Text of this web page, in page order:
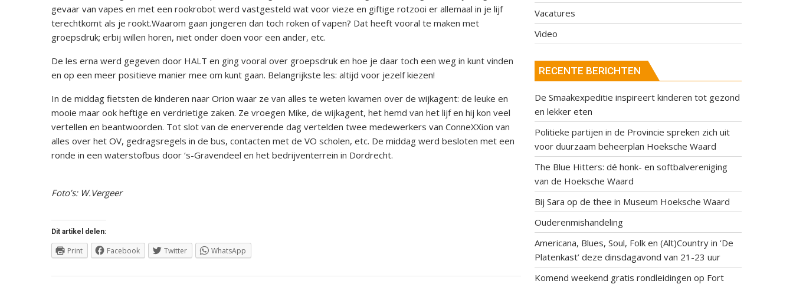
gevaar van vapes en met een rookrobot werd vastgesteld wat voor vieze en giftige rotzooi er allemaal in je lijf
terechtkomt als je rookt.Waarom gaan jongeren dan toch roken of vapen? Dat heeft vooral te maken met
groepsdruk; erbij willen horen, niet onder doen voor een ander, etc.
De les erna werd gegeven door HALT en ging vooral over groepsdruk en hoe je daar toch een weg in kunt vinden
en op een meer positieve manier mee om kunt gaan. Belangrijkste les: altijd voor jezelf kiezen!
In de middag fietsten de kinderen naar Orion waar ze van alles te weten kwamen over de wijkagent: de leuke en
mooie maar ook heftige en verdrietige zaken. Ze vroegen Mike, de wijkagent, het hemd van het lijf en hij kon veel
vertellen en beantwoorden. Tot slot van de enerverende dag vertelden twee medewerkers van ConneXXion van
alles over het OV, gedragsregels in de bus, contacten met de VO scholen, etc. De middag werd besloten met een
ronde in een waterstofbus door ‘s-Gravendeel en het bedrijventerrein in Dordrecht.
Foto’s: W.Vergeer
Dit artikel delen:
Print Facebook Twitter WhatsApp
Vacatures
Video
RECENTE BERICHTEN
De Smaakexpeditie inspireert kinderen tot gezond
en lekker eten
Politieke partijen in de Provincie spreken zich uit
voor duurzaam beheerplan Hoeksche Waard
The Blue Hitters: dé honk- en softbalvereniging
van de Hoeksche Waard
Bij Sara op de thee in Museum Hoeksche Waard
Ouderenmishandeling
Americana, Blues, Soul, Folk en (Alt)Country in ‘De
Platenkast’ deze dinsdagavond van 21-23 uur
Komend weekend gratis rondleidingen op Fort